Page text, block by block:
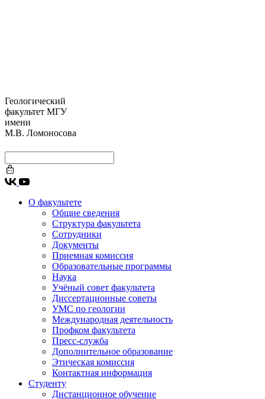
Геологический
факультет МГУ
имени
М.В. Ломоносова
О факультете
Общие сведения
Структура факультета
Сотрудники
Документы
Приемная комиссия
Образовательные программы
Наука
Учёный совет факультета
Диссертационные советы
УМС по геологии
Международная деятельность
Профком факультета
Пресс-служба
Дополнительное образование
Этическая комиссия
Контактная информация
Студенту
Дистанционное обучение